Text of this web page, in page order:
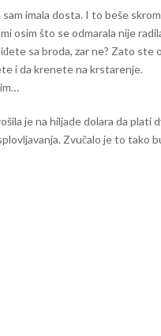
imala dosta. I to beše
osim što se odmarala nije
sa broda, zar ne? Zato ste
i da krenete na krstarenje.
je na hiljade dolara da plati
Zvučalo je to tako